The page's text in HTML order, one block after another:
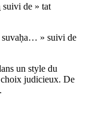
suivi de » tat
suvaḥa… » suivi de
un style du
choix judicieux. De